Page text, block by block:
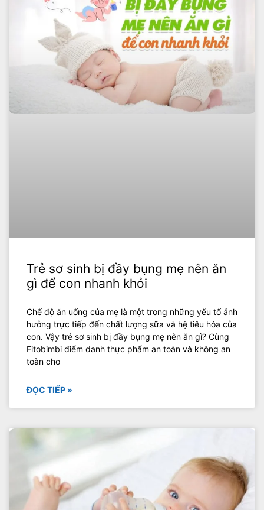
Trẻ sơ sinh bị đầy bụng mẹ nên ăn
gì để con nhanh khỏi
Chế độ ăn uống của mẹ là một trong những yếu tố ảnh
hưởng trực tiếp đến chất lượng sữa và hệ tiêu hóa của
con. Vậy trẻ sơ sinh bị đầy bụng mẹ nên ăn gì? Cùng
Fitobimbi điểm danh thực phẩm an toàn và không an
toàn cho
ĐỌC TIẾP »